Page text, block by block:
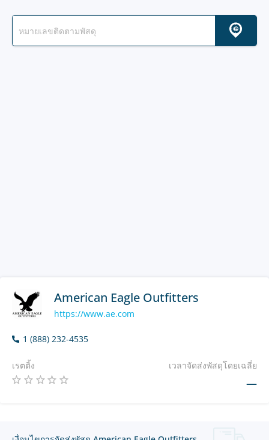
American Eagle Outfitters
https://www.ae.com
1 (888) 232-4535
เรตติ้ง เวลาจัดส่งพัสดุโดยเฉลี่ย
—